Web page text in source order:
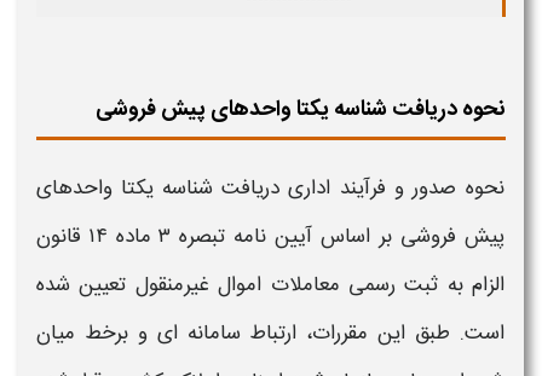
نحوه دریافت شناسه یکتا واحدهای پیش فروشی
نحوه صدورو فرآیند اداری دریافت شناسه یکتا واحدهای
پیش فروشی
بر اساس آیین نامه تبصره ۳ ماده ۱۴ قانون
الزام به ثبت رسمی معاملات اموال غیرمنقول تعیین شده
است. طبق این مقررات، ارتباط سامانه ای و برخط میان